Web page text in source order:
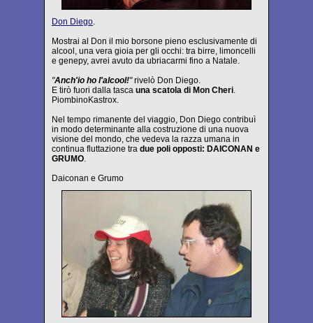
Don Diego.
Mostrai al Don il mio borsone pieno esclusivamente di
alcool, una vera gioia per gli occhi: tra birre, limoncelli
e genepy, avrei avuto da ubriacarmi fino a Natale.
"Anch'io ho l'alcool!"rivelò Don Diego.
E tirò fuori dalla tasca una scatola di Mon Cheri.
PiombinoKastrox.
Nel tempo rimanente del viaggio, Don Diego contribuì
in modo determinante alla costruzione di una nuova
visione del mondo, che vedeva la razza umana in
continua fluttazione tra due poli opposti: DAICONAN e
GRUMO.
Daiconan e Grumo